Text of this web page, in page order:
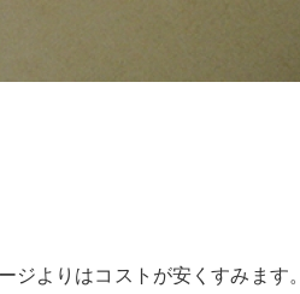
よりはコストが安くすみます。